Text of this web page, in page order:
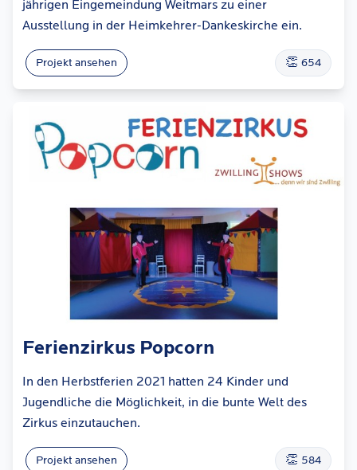
jährigen Eingemeindung Weitmars zu einer
Ausstellung in der Heimkehrer-Dankeskirche ein.
Projekt ansehen 👏 654
Ferienzirkus Popcorn
In den Herbstferien 2021 hatten 24 Kinder und
Jugendliche die Möglichkeit, in die bunte Welt des
Zirkus einzutauchen.
Projekt ansehen 👏 584